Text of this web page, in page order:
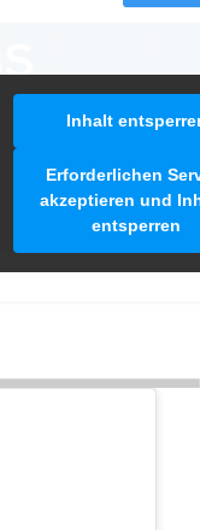
Inhalt
Erforderlichen
akzeptieren und
entsperren